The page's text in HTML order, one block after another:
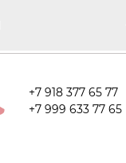
+7 918 377 65 77
+7 999 633 77 65